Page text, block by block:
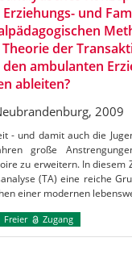
und
der
ambulanten
ableiten?
2009
- und damit auch die
große
zu erweitern. In diesem
(TA) eine reiche
einer modernen
Freier Zugang